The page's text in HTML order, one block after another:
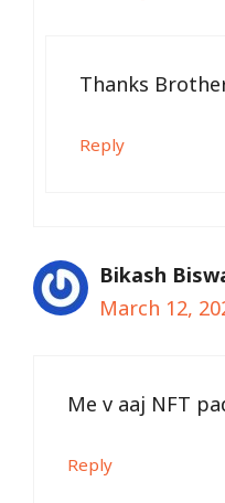
Thanks
Reply
Bikash
March 12,
Me v aaj NFT
Reply